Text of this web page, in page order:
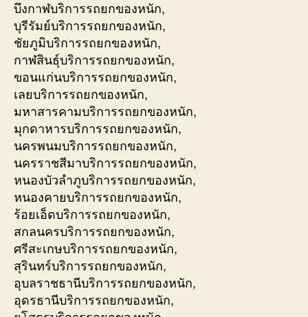
บึงกาฬบริการรถยกของหนัก,
บุรีรัมย์บริการรถยกของหนัก,
ชัยภูมิบริการรถยกของหนัก,
กาฬสินธุ์บริการรถยกของหนัก,
ขอนแก่นบริการรถยกของหนัก,
เลยบริการรถยกของหนัก,
มหาสารคามบริการรถยกของหนัก,
มุกดาหารบริการรถยกของหนัก,
นครพนมบริการรถยกของหนัก,
นครราชสีมาบริการรถยกของหนัก,
หนองบัวลำภูบริการรถยกของหนัก,
หนองคายบริการรถยกของหนัก,
ร้อยเอ็ดบริการรถยกของหนัก,
สกลนครบริการรถยกของหนัก,
ศรีสะเกษบริการรถยกของหนัก,
สุรินทร์บริการรถยกของหนัก,
อุบลราชธานีบริการรถยกของหนัก,
อุดรธานีบริการรถยกของหนัก,